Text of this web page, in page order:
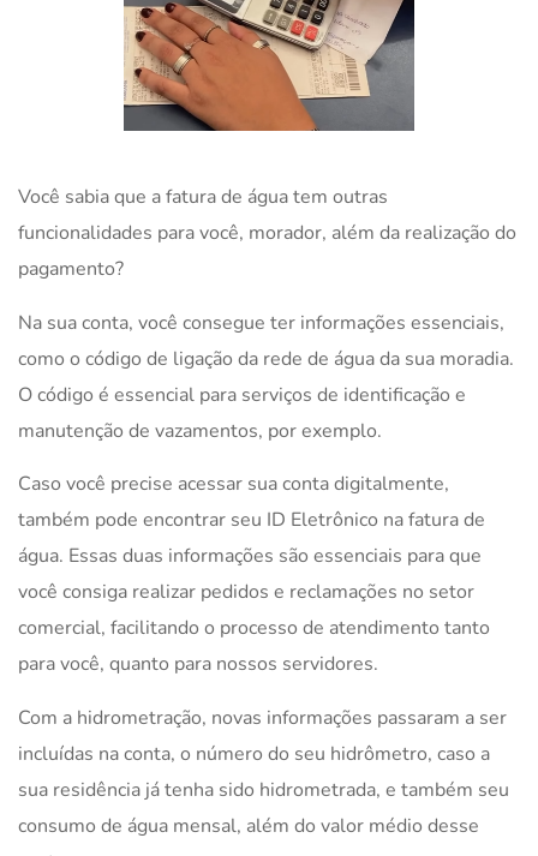
Você sabia que a fatura de água tem outras
funcionalidades para você, morador, além da realização do
pagamento?
Na sua conta, você consegue ter informações essenciais,
como o código de ligação da rede de água da sua moradia.
O código é essencial para serviços de identificação e
manutenção de vazamentos, por exemplo.
Caso você precise acessar sua conta digitalmente,
também pode encontrar seu ID Eletrônico na fatura de
água. Essas duas informações são essenciais para que
você consiga realizar pedidos e reclamações no setor
comercial, facilitando o processo de atendimento tanto
para você, quanto para nossos servidores.
Com a hidrometração, novas informações passaram a ser
incluídas na conta, o número do seu hidrômetro, caso a
sua residência já tenha sido hidrometrada, e também seu
consumo de água mensal, além do valor médio desse